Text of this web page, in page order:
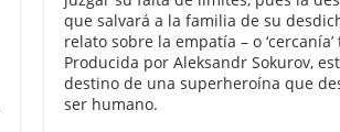
que salvará a la familia de su
relato sobre la empatía – o
Producida por Aleksandr Sokurov,
destino de una superheroína que
ser humano.